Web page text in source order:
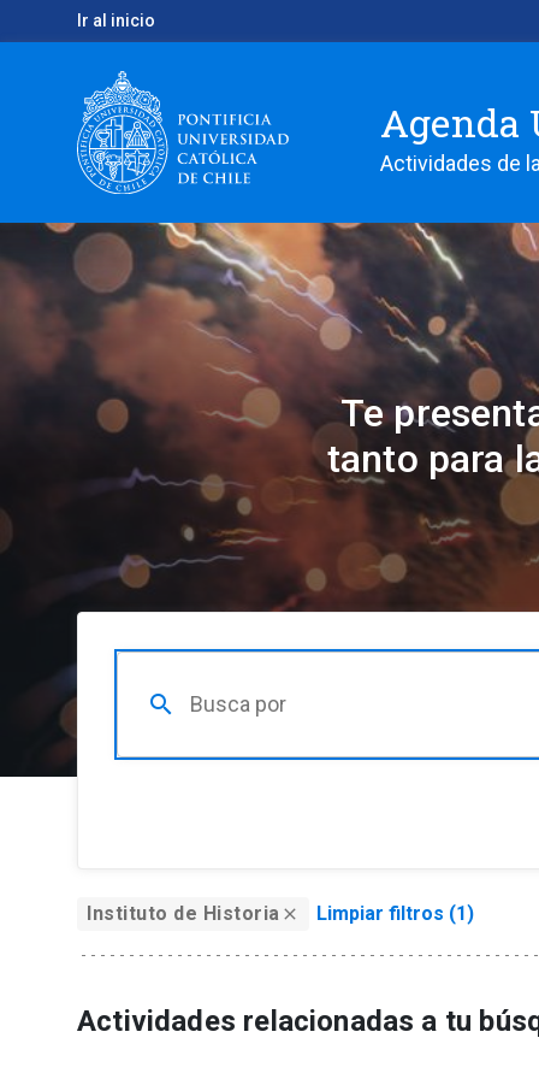
Ir al inicio
Agenda
Actividades de
Te
tanto para
search
Instituto de Historia close Limpiar filtros (1)
Actividades relacionadas a tu